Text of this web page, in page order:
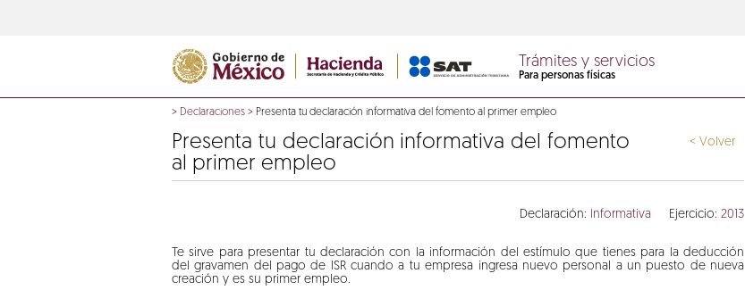
Trámites y servicios
Para personas físicas
> Declaraciones > Presenta tu declaración informativa del fomento al primer empleo
Presenta tu declaración informativa del fomento
al primer empleo
Ejercicio: 2013
Declaración: Informativa
Te sirve para presentar tu declaración con la información del estímulo que tienes para la deducción
del gravamen del pago de ISR cuando a tu empresa ingresa nuevo personal a un puesto de nueva
creación y es su primer empleo.
< Volver